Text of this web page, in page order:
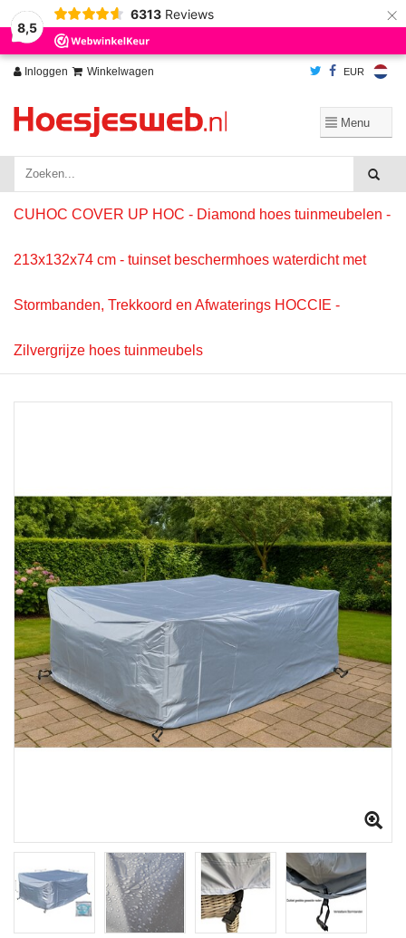
8,5
6313 Reviews ×
Inloggen Winkelwagen EUR
CUHOC COVER UP HOC - Diamond hoes tuinmeubelen -
213x132x74 cm - tuinset beschermhoes waterdicht met
Stormbanden, Trekkoord en Afwaterings HOCCIE -
Zilvergrijze hoes tuinmeubels
Wij slaan cookies op om onze website te verbeteren. Is dat akkoord?
Ja
Nee